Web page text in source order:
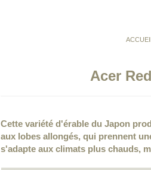
ACCUEIL
Acer
Cette variété d'érable du Japon
aux lobes allongés, qui prennent
s'adapte aux climats plus chauds,